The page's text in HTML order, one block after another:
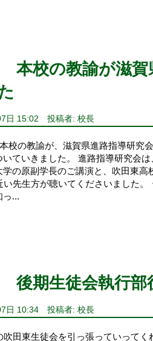
本校の教諭が滋賀
日 15:02 投稿者: 校長
校の教諭が、滋賀県進路指導研究
いていきました。 進路指導研究会
学の原副学長のご講演と、吹田東
い先生方が聴いてくださいました
っ...
後期生徒会執行部
日 10:34 投稿者: 校長
吹田東生徒会を引っ張っていって